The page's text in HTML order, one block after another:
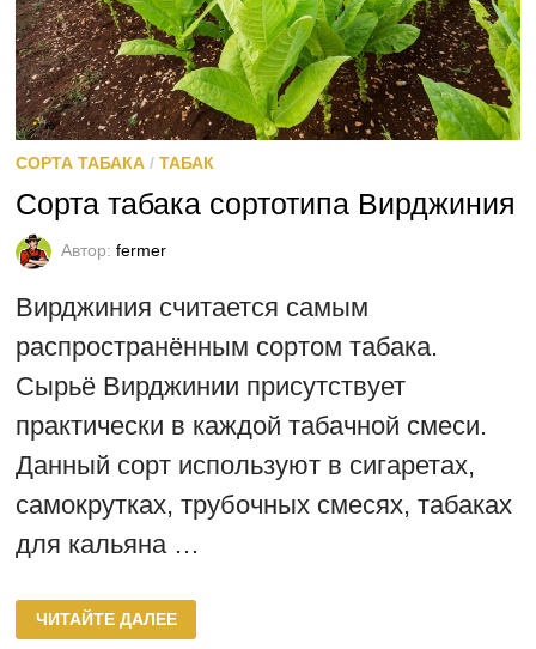
СОРТА ТАБАКА/ ТАБАК
Сорта табака сортотипа Вирджиния
Автор: fermer
Вирджиния считается самым
распространённым сортом табака.
Сырьё Вирджинии присутствует
практически в каждой табачной смеси.
Данный сорт используют в сигаретах,
самокрутках, трубочных смесях, табаках
для кальяна …
СОРТА
ТАБАКА
СОРТОТИПА
ЧИТАЙТЕ ДАЛЕЕ